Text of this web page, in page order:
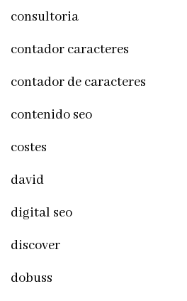
consultoria
contador caracteres
contador de caracteres
contenido seo
costes
david
digital seo
discover
dobuss